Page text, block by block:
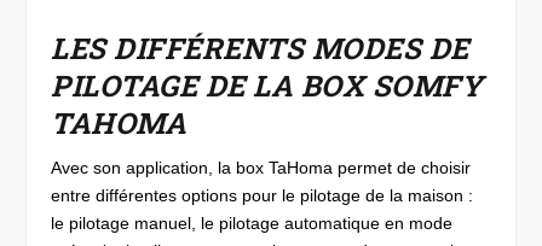
LES DIFFÉRENTS MODES DE
PILOTAGE DE LA BOX SOMFY
TAHOMA
Avec son application, la box TaHoma permet de choisir
entre différentes options pour le pilotage de la maison :
le pilotage manuel, le pilotage automatique en mode